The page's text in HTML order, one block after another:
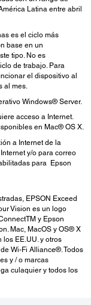
Latina entre abril
es el ciclo más
base en un
tipo. No es
de trabajo. Para
el dispositivo al
al mes.
Windows® Server.
acceso a Internet.
en Mac® OS X.
a Internet de la
y/o para correo
para Epson
EPSON Exceed
Vision es un logo
y Epson
Mac, MacOS y OS® X
EE.UU. y otros
Wi-Fi Alliance®. Todos
y / o marcas
culaquier y todos los